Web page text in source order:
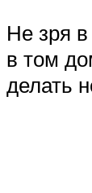
Не зря
в том
делать